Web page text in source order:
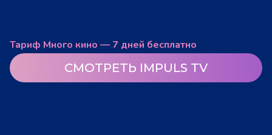
Тариф Много кино — 7 дней бесплатно
СМОТРЕТЬ IMPULS TV